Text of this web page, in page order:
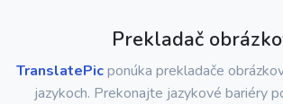
Prekladač
TranslatePicponúka prekladače
jazykoch. Prekonajte jazykové bariéry